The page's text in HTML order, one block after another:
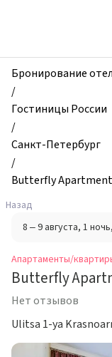
и
квартиры,
Butterfly
Apartments,
Санкт-
Петербург,
Россия
Бронирование
/
Гостиницы России
/
Санкт-Петербург
/
Butterfly
Назад
8 – 9 августа, 1 ночь
Апартаменты/
Butterfly
Нет отзывов